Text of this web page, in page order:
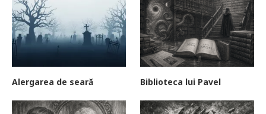
Alergarea de seară Biblioteca lui Pavel